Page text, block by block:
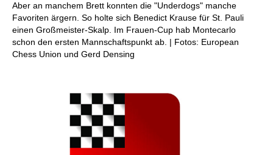
Aber an manchem Brett konnten die "Underdogs" manche
Favoriten ärgern. So holte sich Benedict Krause für St. Pauli
einen Großmeister-Skalp. Im Frauen-Cup hab Montecarlo
schon den ersten Mannschaftspunkt ab. | Fotos: European
Chess Union und Gerd Densing